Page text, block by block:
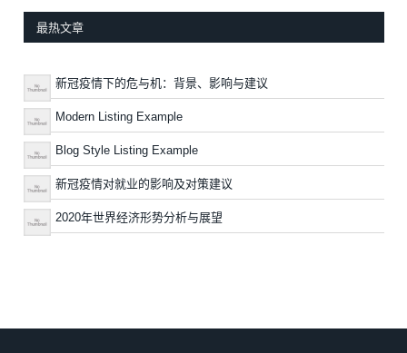
最热文章
新冠疫情下的危与机：背景、影响与建议
Modern Listing Example
Blog Style Listing Example
新冠疫情对就业的影响及对策建议
2020年世界经济形势分析与展望